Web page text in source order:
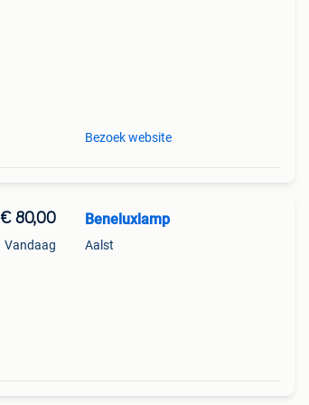
Bezoek website
€ 80,00
Vandaag
Beneluxlamp
Aalst